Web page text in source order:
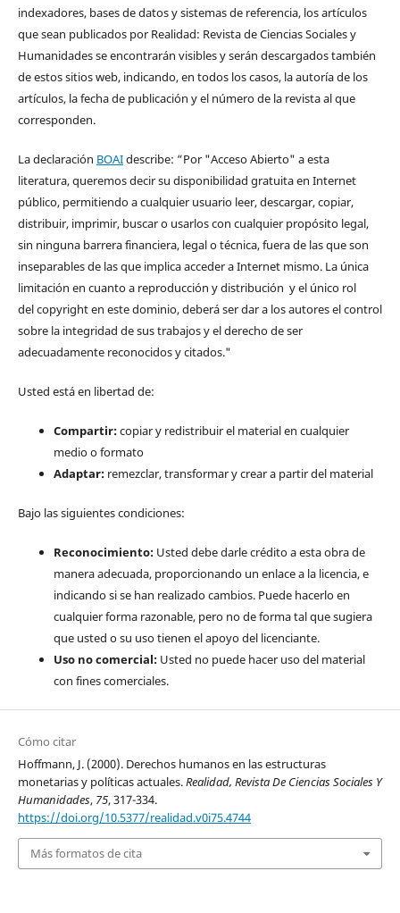
indexadores, bases de datos y sistemas de referencia, los artículos
que sean publicados por Realidad: Revista de Ciencias Sociales y
Humanidades se encontrarán visibles y serán descargados también
de estos sitios web, indicando, en todos los casos, la autoría de los
artículos, la fecha de publicación y el número de la revista al que
corresponden.
La declaración BOAIdescribe: “Por "Acceso Abierto" a esta
literatura, queremos decir su disponibilidad gratuita en Internet
público, permitiendo a cualquier usuario leer, descargar, copiar,
distribuir, imprimir, buscar o usarlos con cualquier propósito legal,
sin ninguna barrera financiera, legal o técnica, fuera de las que son
inseparables de las que implica acceder a Internet mismo. La única
limitación en cuanto a reproducción y distribución y el único rol
del copyright en este dominio, deberá ser dar a los autores el control
sobre la integridad de sus trabajos y el derecho de ser
adecuadamente reconocidos y citados."
Usted está en libertad de:
Compartir:copiar y redistribuir el material en cualquier
medio o formato
Adaptar:remezclar, transformar y crear a partir del material
Bajo las siguientes condiciones:
Reconocimiento:Usted debe darle crédito a esta obra de
manera adecuada, proporcionando un enlace a la licencia, e
indicando si se han realizado cambios. Puede hacerlo en
cualquier forma razonable, pero no de forma tal que sugiera
que usted o su uso tienen el apoyo del licenciante.
Uso no comercial:Usted no puede hacer uso del material
con fines comerciales.
Cómo citar
Hoffmann, J. (2000). Derechos humanos en las estructuras
monetarias y políticas actuales.Realidad, Revista De Ciencias Sociales Y
Humanidades, 75, 317-334.
https://doi.org/10.5377/realidad.v0i75.4744
Más formatos de cita